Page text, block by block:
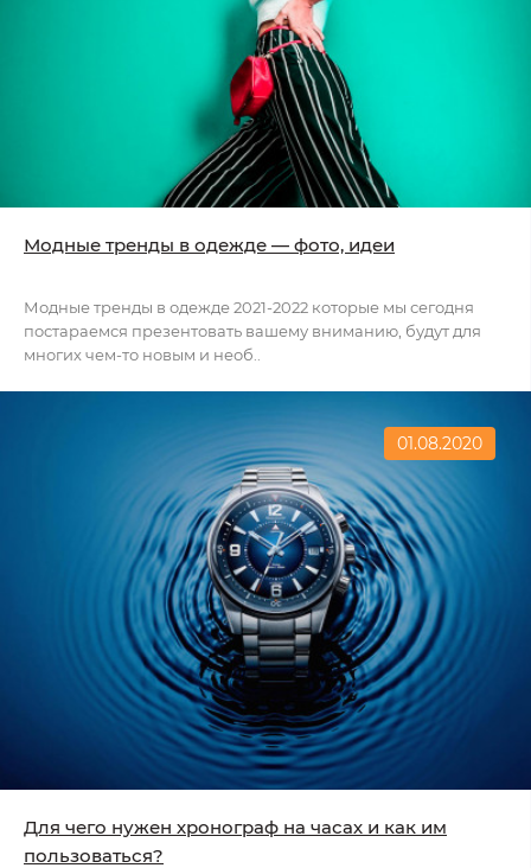
Модные тренды в одежде — фото, идеи
Модные тренды в одежде 2021-2022 которые мы сегодня
постараемся презентовать вашему вниманию, будут для
многих чем-то новым и необ..
01.08.2020
Для чего нужен хронограф на часах и как им
пользоваться?